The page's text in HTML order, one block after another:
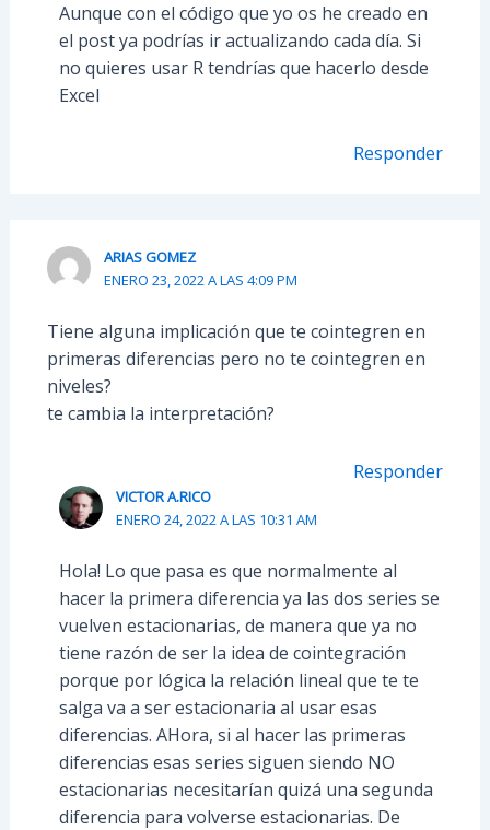
Aunque con el código que yo os he creado en
el post ya podrías ir actualizando cada día. Si
no quieres usar R tendrías que hacerlo desde
Excel
Responder
ARIAS GOMEZ
ENERO 23, 2022 A LAS 4:09 PM
Tiene alguna implicación que te cointegren en
primeras diferencias pero no te cointegren en
niveles?
te cambia la interpretación?
Responder
VICTOR A.RICO
ENERO 24, 2022 A LAS 10:31 AM
Hola! Lo que pasa es que normalmente al
hacer la primera diferencia ya las dos series se
vuelven estacionarias, de manera que ya no
tiene razón de ser la idea de cointegración
porque por lógica la relación lineal que te te
salga va a ser estacionaria al usar esas
diferencias. AHora, si al hacer las primeras
diferencias esas series siguen siendo NO
estacionarias necesitarían quizá una segunda
diferencia para volverse estacionarias. De